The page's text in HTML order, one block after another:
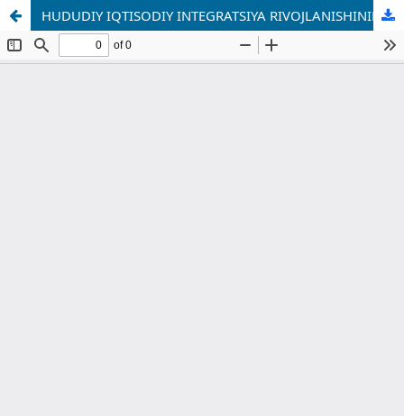
HUDUDIY IQTISODIY INTEGRATSIYA RIVOJLANISHINING XORIJIY TAJRIBASI VA MARKAZIY OSIYO MAMLAKATLARI UCHUN AHAMIYATI